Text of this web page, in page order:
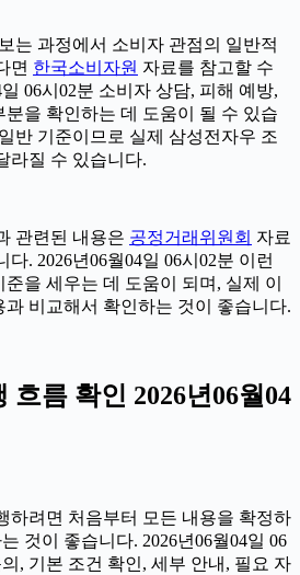
는 과정에서 소비자 관점의 일반적
면 한국소비자원 자료를 참고할 수
06시02분 소비자 상담, 피해 예방,
을 확인하는 데 도움이 될 수 있습
반 기준이므로 실제 삼성전자우 조
라질 수 있습니다.
관련된 내용은 공정거래위원회 자료
. 2026년06월04일 06시02분 이런
을 세우는 데 도움이 되며, 실제 이
비교해서 확인하는 것이 좋습니다.
흐름 확인 2026년06월04
하려면 처음부터 모든 내용을 확정하
것이 좋습니다. 2026년06월04일 06
, 기본 조건 확인, 세부 안내, 필요 자